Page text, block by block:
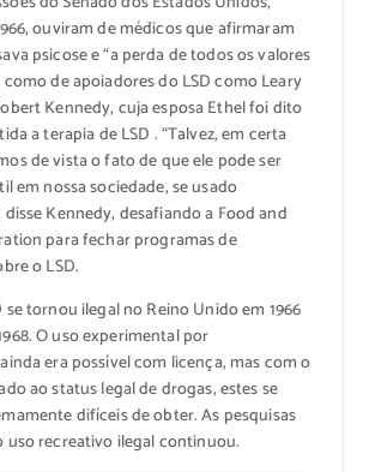
ouviram de médicos que afirmaram
psicose e “a perda de todos os valores
de apoiadores do LSD como Leary
Kennedy, cuja esposa Ethel foi dito
a terapia de LSD . “Talvez, em certa
de vista o fato de que ele pode ser
em nossa sociedade, se usado
Kennedy, desafiando a Food and
para fechar programas de
o LSD.
se tornou ilegal no Reino Unido em 1966
O uso experimental por
era possível com licença, mas com o
ao status legal de drogas, estes se
difíceis de obter. As pesquisas
uso recreativo ilegal continuou.